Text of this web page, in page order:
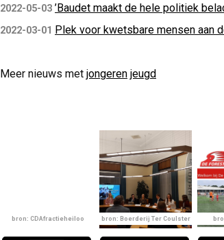
2022-05-03 ’Baudet maakt de hele politiek
2022-03-01 Plek voor kwetsbare mensen aan
Meer nieuws met jongeren jeugd
bron: CDAfractieheiloo bron: Boerderij Ter Coulster